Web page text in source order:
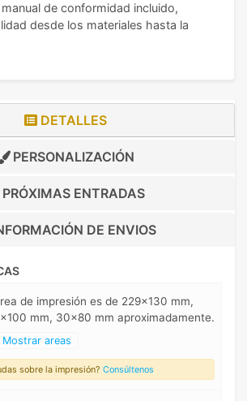
de conformidad incluido,
desde los materiales hasta la
DETALLES
PERSONALIZACIÓN
PRÓXIMAS ENTRADAS
DE ENVIOS
de impresión es de 229x130 mm,
mm, 30x80 mm aproximadamente.
Mostrar areas
sobre la impresión? Consúltenos